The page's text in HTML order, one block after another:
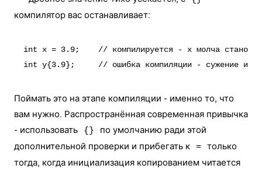
компилятор вас останавливает:
int x = 3.9;    // компилируется - x молча
Поймать это на этапе компиляции - именно то, что
вам нужно. Распространённая современная привычка
- использовать
{}
по умолчанию ради этой
дополнительной проверки и прибегать к = только
тогда, когда инициализация копированием читается